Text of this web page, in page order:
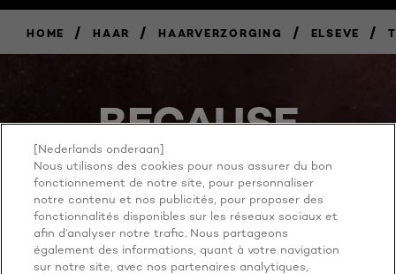
HOME / HAAR / HAARVERZORGING / ELSEVE /
BECAUSE
YOU'RE
WORTH IT
[Nederlands onderaan]
Nous utilisons des cookies pour nous assurer du bon
fonctionnement de notre site, pour personnaliser
notre contenu et nos publicités, pour proposer des
fonctionnalités disponibles sur les réseaux sociaux et
afin d’analyser notre trafic. Nous partageons
également des informations, quant à votre navigation
sur notre site, avec nos partenaires analytiques,